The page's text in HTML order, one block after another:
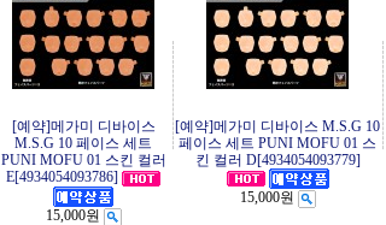
[예약]메가미 디바이스
M.S.G 10 페이스 세트
PUNI MOFU 01 스킨 컬러
E[4934054093786]
15,000원
[예약]메가미 디바이스 M.S.G 10
페이스 세트 PUNI MOFU 01 스
킨 컬러 D[4934054093779]
15,000원